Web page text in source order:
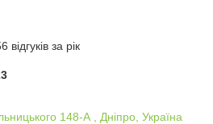
за рік
148-А , Дніпро, Україна